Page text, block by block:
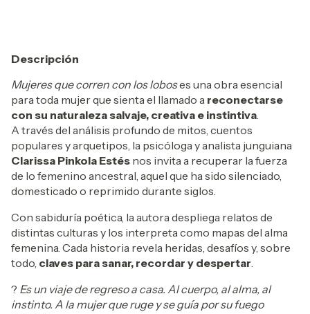
Descripción
Mujeres que corren con los loboses una obra esencial
para toda mujer que sienta el llamado a reconectarse
con su naturaleza salvaje, creativa e instintiva.
A través del análisis profundo de mitos, cuentos
populares y arquetipos, la psicóloga y analista junguiana
Clarissa Pinkola Estés nos invita a recuperar la fuerza
de lo femenino ancestral, aquel que ha sido silenciado,
domesticado o reprimido durante siglos.
Con sabiduría poética, la autora despliega relatos de
distintas culturas y los interpreta como mapas del alma
femenina. Cada historia revela heridas, desafíos y, sobre
todo, claves para sanar, recordar y despertar.
? Es un viaje de regreso a casa. Al cuerpo, al alma, al
instinto. A la mujer que ruge y se guía por su fuego